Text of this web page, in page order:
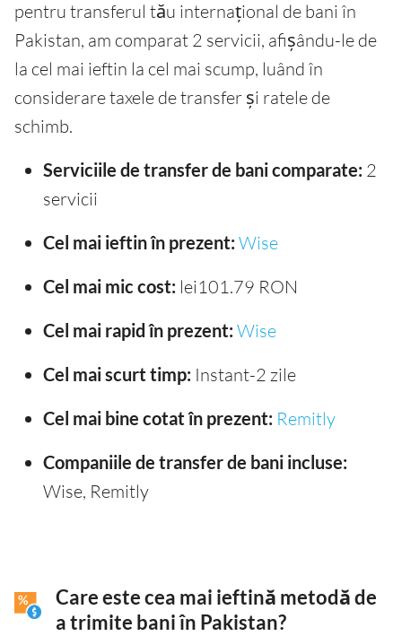
pentru transferul tău internațional de bani în
Pakistan, am comparat 2 servicii, afișându-le de
la cel mai ieftin la cel mai scump, luând în
considerare taxele de transfer și ratele de
schimb.
Serviciile de transfer de bani comparate: 2
servicii
Cel mai ieftin în prezent: Wise
Cel mai mic cost: lei101.79 RON
Cel mai rapid în prezent: Wise
Cel mai scurt timp: Instant-2 zile
Cel mai bine cotat în prezent: Remitly
Companiile de transfer de bani incluse:
Wise, Remitly
Care este cea mai ieftină metodă de
a trimite bani în Pakistan?